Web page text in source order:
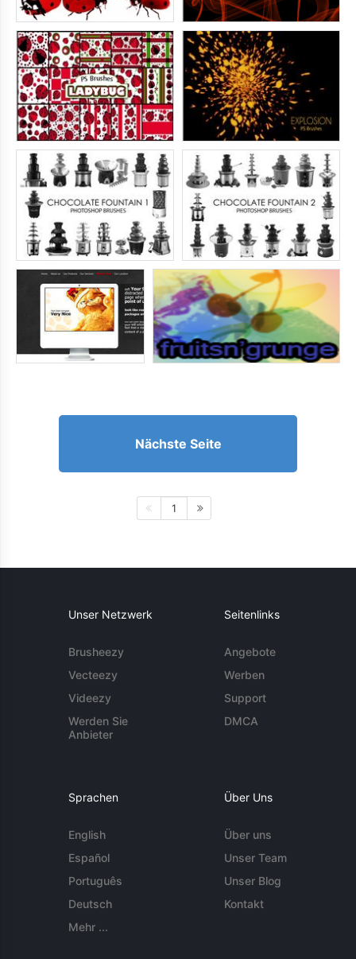
Nächste Seite
1
Unser Netzwerk
Brusheezy
Vecteezy
Videezy
Werden Sie
Anbieter
Seitenlinks
Angebote
Werben
Support
DMCA
Sprachen
English
Español
Português
Deutsch
Mehr ...
Über Uns
Über uns
Unser Team
Unser Blog
Kontakt